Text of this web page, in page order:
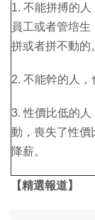
1. 不能拼搏的
員工或者管培
拼或者拼不動的
2. 不能幹的人，
3. 性價比低的
動，喪失了性價
降薪。
【精選報道】